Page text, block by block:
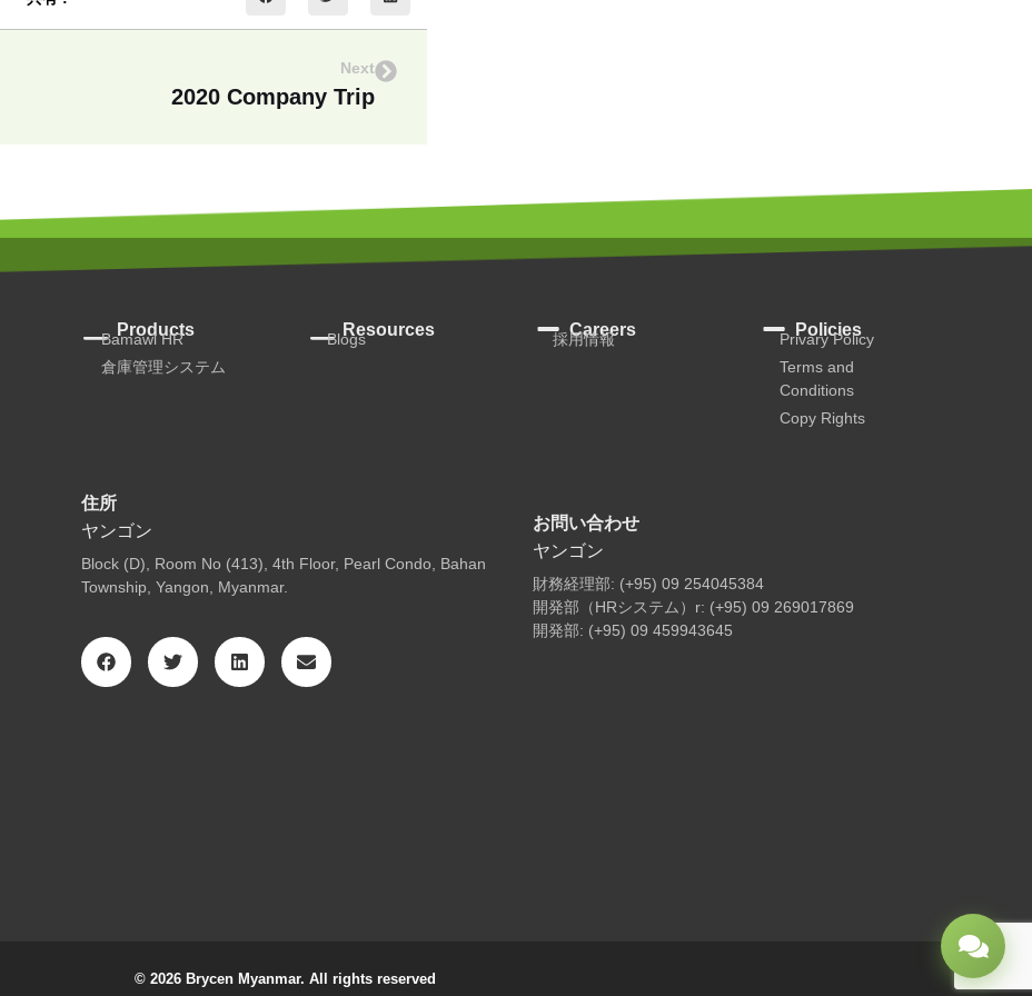
Next
2020 Company Trip
Products
Bamawl HR
倉庫管理システム
Resources
Blogs Careers
採用情報 Policies
Privary Policy
Terms and
Conditions
Copy Rights
住所
ヤンゴン
Block (D), Room No (413), 4th Floor, Pearl Condo, Bahan
Township, Yangon, Myanmar.
お問い合わせ
ヤンゴン
財務経理部: (+95) 09 254045384
開発部（HRシステム）r: (+95) 09 269017869
開発部: (+95) 09 459943645
© 2026 Brycen Myanmar. All rights reserved